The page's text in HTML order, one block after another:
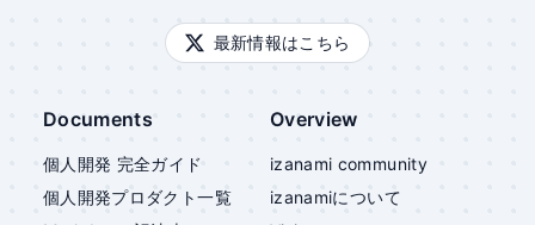
最新情報はこちら
Documents
個人開発 完全ガイド
個人開発プロダクト一覧
Overview
izanami community
izanamiについて